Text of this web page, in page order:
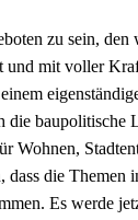
zu sein,
und mit voller
die baupolitische
Wohnen,
dass die
Es werde